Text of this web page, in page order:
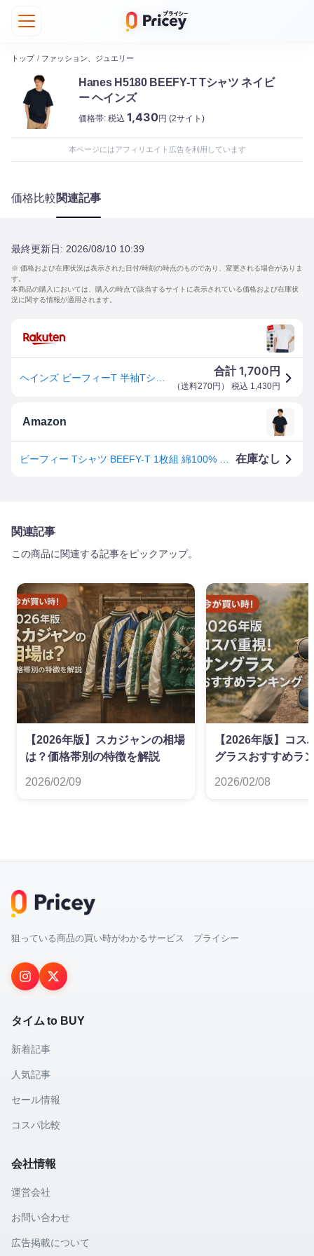
トップ / ファッション、ジュエリー
Hanes H5180 BEEFY-T Tシャツ ネイビ
ー ヘインズ
価格帯: 税込 1,430円 (2サイト)
本ページにはアフィリエイト広告を利用しています
価格比較関連記事
最終更新日: 2026/08/10 10:39
※ 価格および在庫状況は表示された日付/時刻の時点のものであり、変更される場合がありま
す。
本商品の購入においては、購入の時点で該当するサイトに表示されている価格および在庫状
況に関する情報が適用されます。
合計1,700 円
（送料270円 ） 税込 1,430円
Amazon
在庫なし
関連記事
この商品に関連する記事をピックアップ。
【2026年版】スカジャンの相場
は？価格帯別の特徴を解説
2026/02/09
【2026年版】コス
グラスおすすめラ
2026/02/08
狙っている商品の買い時がわかるサービス プライシー
タイム to BUY
新着記事
人気記事
セール情報
コスパ比較
会社情報
運営会社
お問い合わせ
広告掲載について